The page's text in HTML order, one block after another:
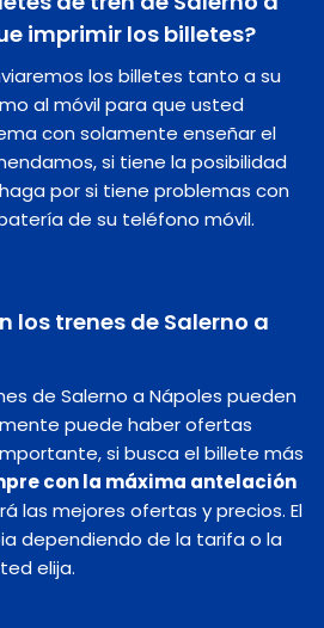
imprimir los billetes?
los billetes tanto a su
al móvil para que usted
con solamente enseñar el
si tiene la posibilidad
por si tiene problemas con
de su teléfono móvil.
los trenes de Salerno a
de Salerno a Nápoles pueden
puede haber ofertas
si busca el billete más
con la máxima antelación
las mejores ofertas y precios. El
dependiendo de la tarifa o la
elija.